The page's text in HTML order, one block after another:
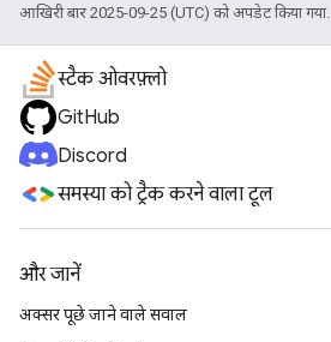
आखिरी बार 2025-09-25 (UTC) को अपडेट किया गया.
स्टैक ओवरफ़्लो
GitHub
Discord
समस्या को ट्रैक करने वाला टूल
और जानें
अक्सर पूछे जाने वाले सवाल